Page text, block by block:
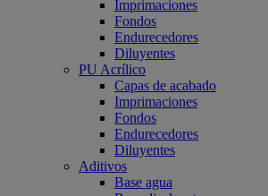
Imprimaciones
Fondos
Endurecedores
Diluyentes
PU Acrílico
Capas de acabado
Imprimaciones
Fondos
Endurecedores
Diluyentes
Aditivos
Base agua